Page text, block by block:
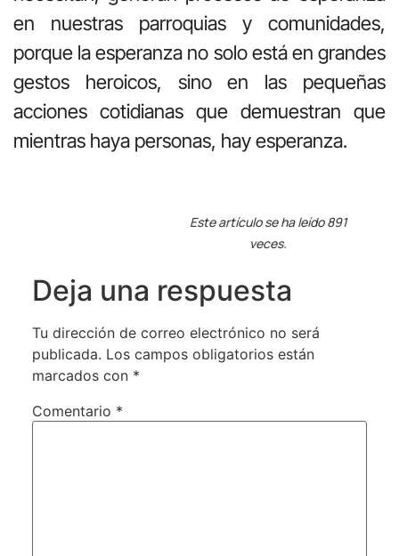
en nuestras parroquias y comunidades,
porque la esperanza no solo está en grandes
gestos heroicos, sino en las pequeñas
acciones cotidianas que demuestran que
mientras haya personas, hay esperanza.
Este artículo se ha leído 891
veces.
Deja una respuesta
Tu dirección de correo electrónico no será
publicada. Los campos obligatorios están
marcados con *
Comentario *